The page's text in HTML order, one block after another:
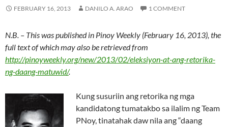
FEBRUARY 16, 2013 DANILO A. ARAO 1 COMMENT
N.B. – This was published in Pinoy Weekly (February 16, 2013), the
full text of which may also be retrieved from
http://pinoyweekly.org/new/2013/02/eleksiyon-at-ang-retorika-
ng-daang-matuwid/.
Kung susuriin ang retorika ng mga
kandidatong tumatakbo sa ilalim ng Team
PNoy, tinatahak daw nila ang “daang